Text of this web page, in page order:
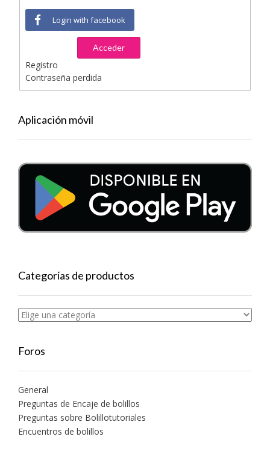
Login with facebook
Acceder
Registro
Contraseña perdida
Aplicación móvil
Categorías de productos
Foros
General
Preguntas de Encaje de bolillos
Preguntas sobre Bolillotutoriales
Encuentros de bolillos